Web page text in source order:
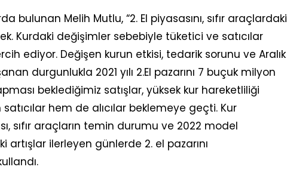
bulunan Melih Mutlu, “2. El piyasasını, sıfır araçlardaki
Kurdaki değişimler sebebiyle tüketici ve satıcılar
ediyor. Değişen kurun etkisi, tedarik sorunu ve Aralık
durgunlukla 2021 yılı 2.El pazarını 7 buçuk milyon
beklediğimiz satışlar, yüksek kur hareketliliği
hem de alıcılar beklemeye geçti. Kur
sıfır araçların temin durumu ve 2022 model
artışlar ilerleyen günlerde 2. el pazarını